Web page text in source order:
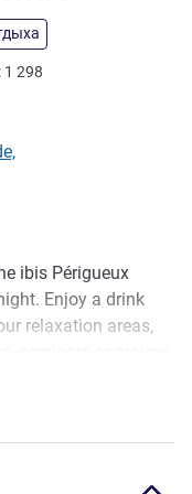
ALL)
298
ibis Périgueux
Enjoy a drink
relaxation areas,
Free WIFI and free
at the hotel.